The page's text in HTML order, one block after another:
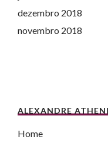
dezembro 2018
novembro 2018
ALEXANDRE
Home